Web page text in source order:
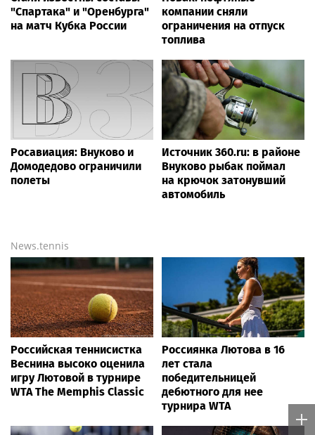
"Спартака" и "Оренбурга"
на матч Кубка России
компании сняли
ограничения на отпуск
топлива
Росавиация: Внуково и
Домодедово ограничили
полеты
Источник 360.ru: в районе
Внуково рыбак поймал
на крючок затонувший
автомобиль
News.tennis
Российская теннисистка
Веснина высоко оценила
игру Лютовой в турнире
WTA The Memphis Classic
Россиянка Лютова в 16
лет стала
победительницей
дебютного для нее
турнира WTA